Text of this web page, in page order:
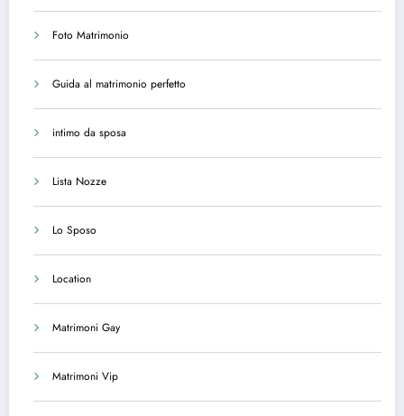
Foto Matrimonio
Guida al matrimonio perfetto
intimo da sposa
Lista Nozze
Lo Sposo
Location
Matrimoni Gay
Matrimoni Vip